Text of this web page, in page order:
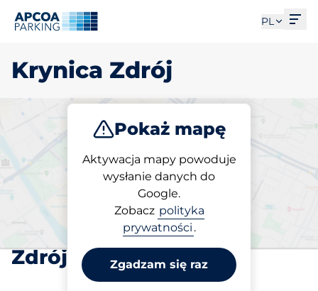
PL
Krynica Zdrój
Pokaż mapę
Aktywacja mapy powoduje
wysłanie danych do
Google.
Zobacz polityka
prywatności .
Zgadzam się raz
Parkuj
Wybierz miejsce
parkingowe w Krynica
Zdrój